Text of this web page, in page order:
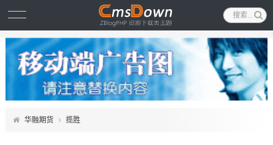
华融期货 揽胜